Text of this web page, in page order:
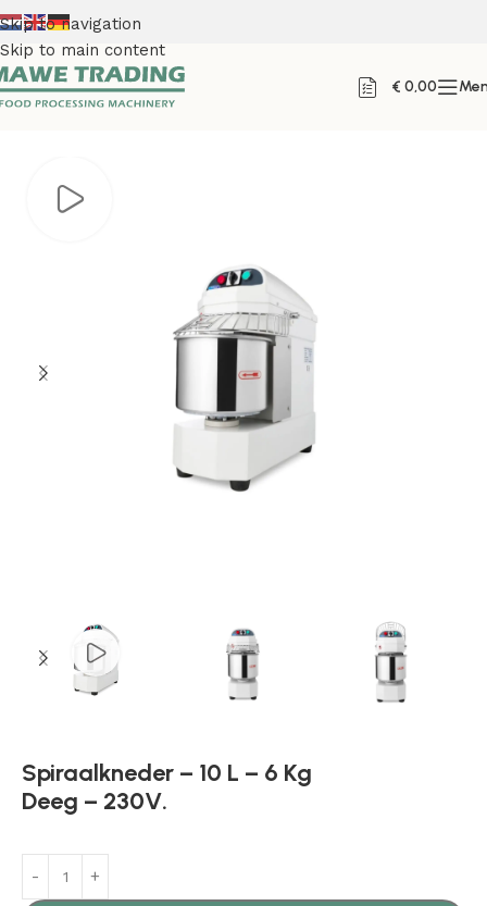
Skip to navigation
Skip to main content
€ 0,00
Home
Spiraalkneder – 10 L – 6 Kg
Deeg – 230V.